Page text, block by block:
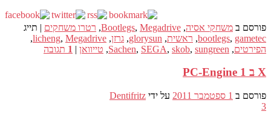
פורסם ב משחקי אסיה,
Bootlegs, Megadrive
, רטרו משחקים | תייג
bootlegs, gametec
, ראשית,
glorysun
, גרזן,
licheng, Megadrive
,
הפירטים,
Sachen, SEGA, skob, sungreen
, טייוואן |
1 תגובה
X ב 1 PC-Engine
פורסם ב 1 ספטמבר 2011 על ידי Dentifritz
3